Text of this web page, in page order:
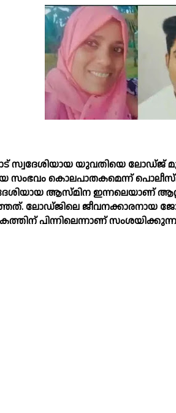
സ്വദേശിയായ യുവതിയെ ലോഡ്ജ്
സംഭവം കൊലപാതകമെന്ന്
ആസ്മിന ഇന്നലെയാണ്
ലോഡ്ജിലെ ജീവനക്കാരനായ
പിന്നിലെന്നാണ്